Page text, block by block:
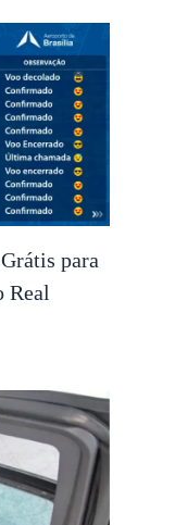
para
Real